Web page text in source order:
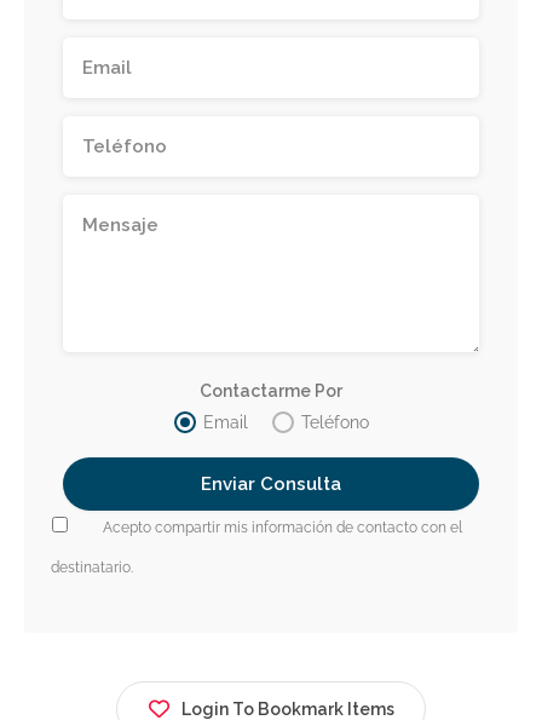
Contactarme Por
Email
Teléfono
Acepto compartir mis información de contacto con el
destinatario.
Login To Bookmark Items